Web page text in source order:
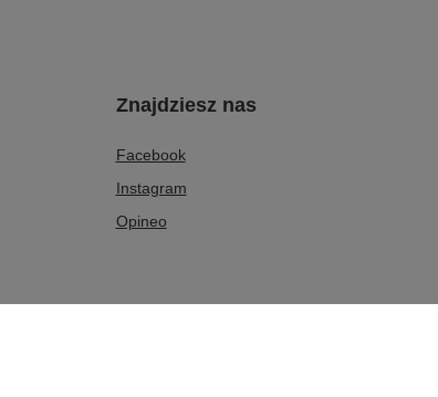
Znajdziesz nas
Facebook
Instagram
Opineo